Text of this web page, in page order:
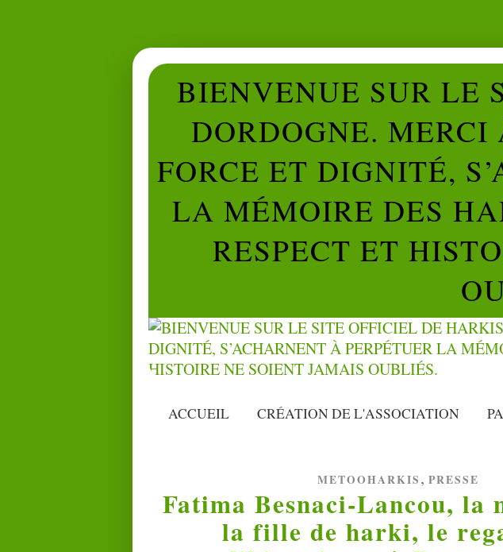
BIENVENUE SUR LE
DORDOGNE.
FORCE ET DIGNITÉ,
LA MÉMOIRE DES
RESPECT ET
ACCUEIL CRÉATION DE L'ASSOCIATION
METOOHARKIS , PRESSE
Fatima Besnaci-Lancou, la
la fille de harki, le